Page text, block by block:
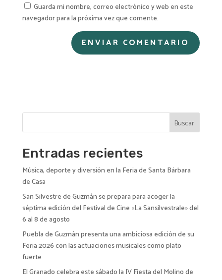
Guarda mi nombre, correo electrónico y web en este
navegador para la próxima vez que comente.
n
a
i
e
:
Buscar
Entradas recientes
Música, deporte y diversión en la Feria de Santa Bárbara
de Casa
San Silvestre de Guzmán se prepara para acoger la
séptima edición del Festival de Cine «La Sansilvestrale» del
6 al 8 de agosto
Puebla de Guzmán presenta una ambiciosa edición de su
Feria 2026 con las actuaciones musicales como plato
fuerte
El Granado celebra este sábado la IV Fiesta del Molino de